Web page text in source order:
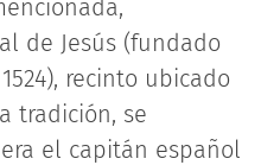
de Jesús (fundado
recinto ubicado
tradición, se
el capitán español